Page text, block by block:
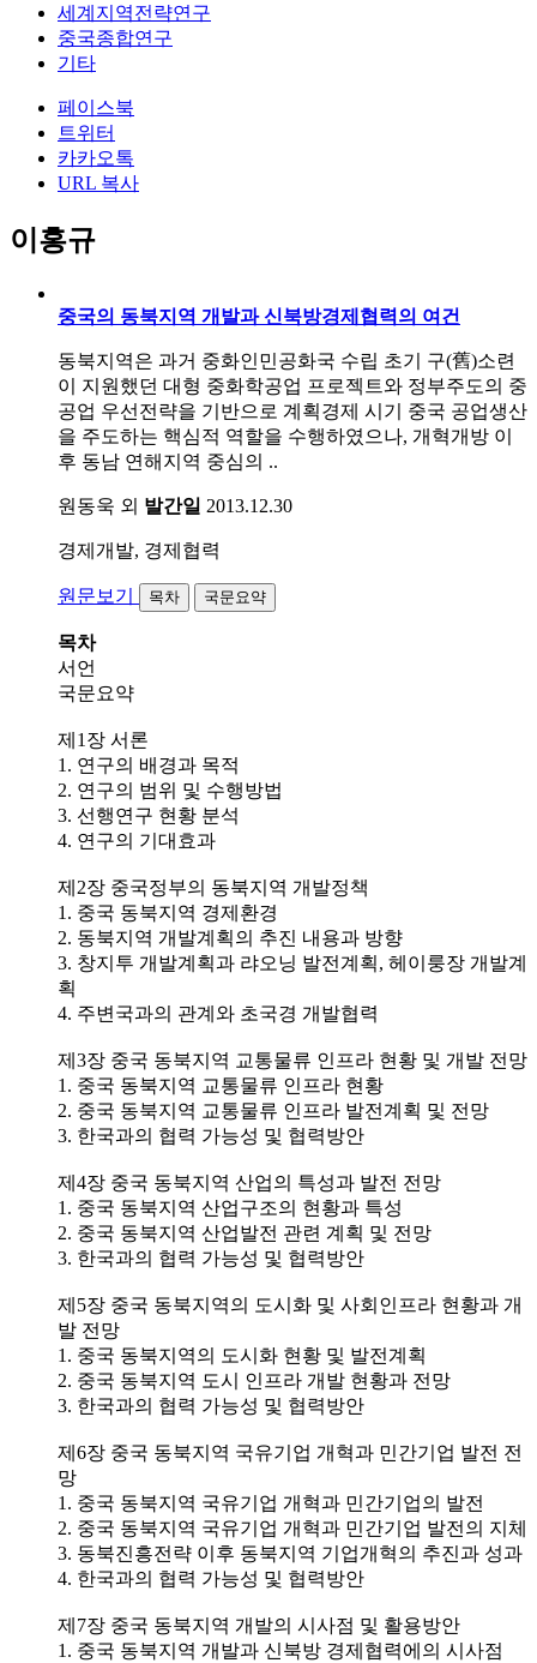
세계지역전략연구
중국종합연구
기타
페이스북
트위터
카카오톡
URL 복사
이홍규
중국의 동북지역 개발과 신북방경제협력의 여건
동북지역은 과거 중화인민공화국 수립 초기 구(舊)소련
이 지원했던 대형 중화학공업 프로젝트와 정부주도의 중
공업 우선전략을 기반으로 계획경제 시기 중국 공업생산
을 주도하는 핵심적 역할을 수행하였으나, 개혁개방 이
후 동남 연해지역 중심의 ..
원동욱 외 발간일 2013.12.30
경제개발, 경제협력
원문보기 목차 국문요약
목차
서언
국문요약
제1장 서론
1. 연구의 배경과 목적
2. 연구의 범위 및 수행방법
3. 선행연구 현황 분석
4. 연구의 기대효과
제2장 중국정부의 동북지역 개발정책
1. 중국 동북지역 경제환경
2. 동북지역 개발계획의 추진 내용과 방향
3. 창지투 개발계획과 랴오닝 발전계획, 헤이룽장 개발계
획
4. 주변국과의 관계와 초국경 개발협력
제3장 중국 동북지역 교통물류 인프라 현황 및 개발 전망
1. 중국 동북지역 교통물류 인프라 현황
2. 중국 동북지역 교통물류 인프라 발전계획 및 전망
3. 한국과의 협력 가능성 및 협력방안
제4장 중국 동북지역 산업의 특성과 발전 전망
1. 중국 동북지역 산업구조의 현황과 특성
2. 중국 동북지역 산업발전 관련 계획 및 전망
3. 한국과의 협력 가능성 및 협력방안
제5장 중국 동북지역의 도시화 및 사회인프라 현황과 개
발 전망
1. 중국 동북지역의 도시화 현황 및 발전계획
2. 중국 동북지역 도시 인프라 개발 현황과 전망
3. 한국과의 협력 가능성 및 협력방안
제6장 중국 동북지역 국유기업 개혁과 민간기업 발전 전
망
1. 중국 동북지역 국유기업 개혁과 민간기업의 발전
2. 중국 동북지역 국유기업 개혁과 민간기업 발전의 지체
3. 동북진흥전략 이후 동북지역 기업개혁의 추진과 성과
4. 한국과의 협력 가능성 및 협력방안
제7장 중국 동북지역 개발의 시사점 및 활용방안
1. 중국 동북지역 개발과 신북방 경제협력에의 시사점